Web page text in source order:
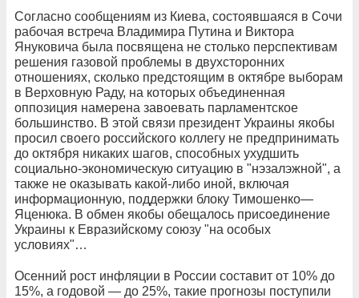
Согласно сообщениям из Киева, состоявшаяся в Сочи
рабочая встреча Владимира Путина и Виктора
Януковича была посвящена не столько перспективам
решения газовой проблемы в двухсторонних
отношениях, сколько предстоящим в октябре выборам
в Верховную Раду, на которых объединенная
оппозиция намерена завоевать парламентское
большинство. В этой связи президент Украины якобы
просил своего российского коллегу не предпринимать
до октября никаких шагов, способных ухудшить
социально-экономическую ситуацию в "нэзалэжной", а
также не оказывать какой-либо иной, включая
информационную, поддержки блоку Тимошенко—
Яценюка. В обмен якобы обещалось присоединение
Украины к Евразийскому союзу "на особых
условиях"…
Осенний рост инфляции в России составит от 10% до
15%, а годовой — до 25%, такие прогнозы поступили